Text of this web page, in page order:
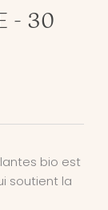
- 30
bio est
soutient la